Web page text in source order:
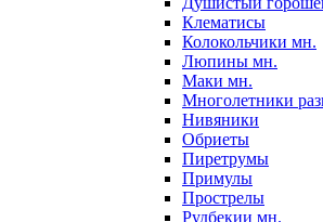
Клематисы
Колокольчики мн.
Люпины мн.
Маки мн.
Многолетники
Нивяники
Обриеты
Пиретрумы
Примулы
Прострелы
Рудбекии мн.